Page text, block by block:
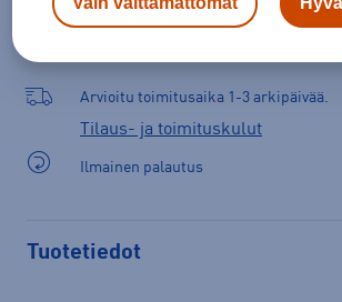
Valitse koko nähdäksesi
Arvioitu toimitusaika 1-3 arkipäivää.
Tilaus- ja toimituskulut
Ilmainen palautus
Tuotetiedot